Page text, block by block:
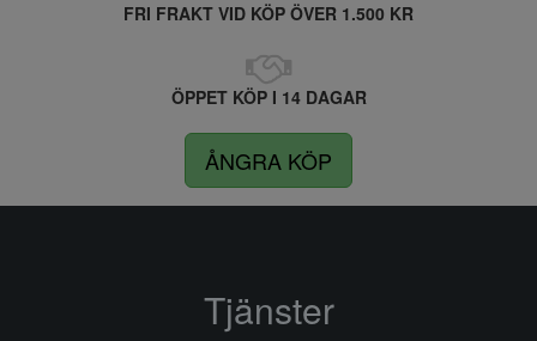
FRI FRAKT VID KÖP ÖVER 1.500 KR
ÖPPET KÖP I 14 DAGAR
ÅNGRA KÖP
Tjänster